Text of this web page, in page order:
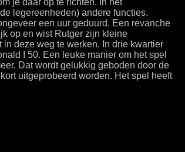
je daar op te richten. In het
legereenheden) andere functies.
een uur geduurd. Een revanche
op en wist Rutger zijn kleine
deze weg te werken. In drie kwartier
I 50. Een leuke manier om het spel
Dat wordt gelukkig geboden door de
uitgeprobeerd worden. Het spel heeft